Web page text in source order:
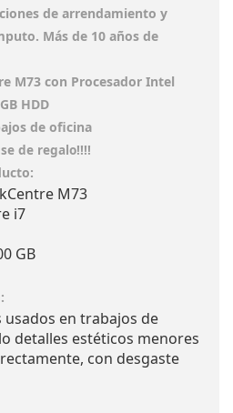
Más de 10 años de
M73 con Procesador Intel
HDD
de oficina
de regalo!!!!
M73
i7
GB
en trabajos de
detalles estéticos menores
con desgaste